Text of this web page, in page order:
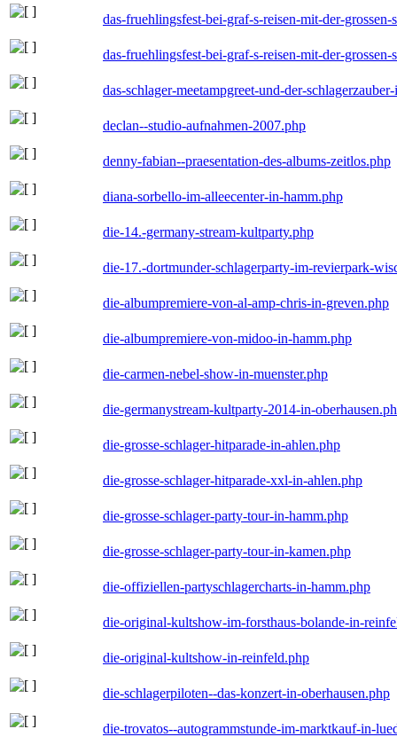
das-fruehlingsfest-bei-graf-s-reisen-mit-der-
das-fruehlingsfest-bei-graf-s-reisen-mit-der-
das-schlager-meetampgreet-und-der-
declan--studio-aufnahmen-2007.php
denny-fabian--praesentation-des-albums-zeitlos.php
diana-sorbello-im-alleecenter-in-hamm.php
die-14.-germany-stream-kultparty.php
die-17.-dortmunder-schlagerparty-im-revierpark-
die-albumpremiere-von-al-amp-chris-in-greven.php
die-albumpremiere-von-midoo-in-hamm.php
die-carmen-nebel-show-in-muenster.php
die-germanystream-kultparty-2014-in-
die-grosse-schlager-hitparade-in-ahlen.php
die-grosse-schlager-hitparade-xxl-in-ahlen.php
die-grosse-schlager-party-tour-in-hamm.php
die-grosse-schlager-party-tour-in-kamen.php
die-offiziellen-partyschlagercharts-in-hamm.php
die-original-kultshow-im-forsthaus-bolande-in-
die-original-kultshow-in-reinfeld.php
die-schlagerpiloten--das-konzert-in-oberhausen.php
die-trovatos--autogrammstunde-im-marktkauf-in-